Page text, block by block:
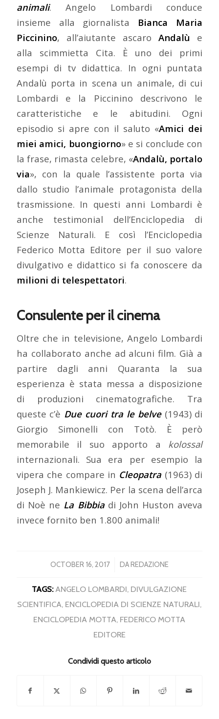
animali. Angelo Lombardi conduce
insieme alla giornalista Bianca Maria
Piccinino, all’aiutante ascaroAndalù e
alla scimmietta Cita. È uno dei primi
esempi di tv didattica. In ogni puntata
Andalù porta in scena un animale, di cui
Lombardi e la Piccinino descrivono le
caratteristiche e le abitudini. Ogni
episodio si apre con il saluto «Amici dei
miei amici, buongiorno» e si conclude con
la frase, rimasta celebre, «Andalù, portalo
via», con la quale l’assistente porta via
dallo studio l’animale protagonista della
trasmissione. In questi anni Lombardi è
anche testimonial dell’Enciclopedia di
Scienze Naturali. E così l’Enciclopedia
Federico Motta Editore per il suo valore
divulgativo e didattico si fa conoscere da
milioni di telespettatori.
Consulente per il cinema
Oltre che in televisione, Angelo Lombardi
ha collaborato anche ad alcuni film. Già a
partire dagli anni Quaranta la sua
esperienza è stata messa a disposizione
di produzioni cinematografiche. Tra
queste c’è Due cuori tra le belve(1943) di
Giorgio Simonelli con Totò. È però
memorabile il suo apporto a kolossal
internazionali. Sua era per esempio la
vipera che compare in Cleopatra (1963) di
Joseph J. Mankiewicz. Per la scena dell’arca
di Noè ne La Bibbiadi John Huston aveva
invece fornito ben 1.800 animali!
OCTOBER 16, 2017
/ DAREDAZIONE
TAGS: ANGELO LOMBARDI, DIVULGAZIONE
SCIENTIFICA, ENCICLOPEDIA DI SCIENZE NATURALI,
ENCICLOPEDIA MOTTA, FEDERICO MOTTA
EDITORE
Condividi questo articolo